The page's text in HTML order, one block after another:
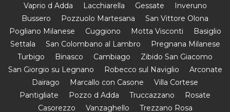
Vaprio d Adda
Lacchiarella Gessate
Inveruno
Bussero
Pozzuolo Martesana
San Vittore Olona
Pogliano Milanese
Cuggiono Motta Visconti
Basiglio
Settala
San Colombano al Lambro
Pregnana Milanese
Turbigo
Binasco Cambiago
Zibido San Giacomo
San Giorgio su Legnano
Robecco sul Naviglio
Arconate
Dairago
Marcallo con Casone
Villa Cortese
Pantigliate
Pozzo d Adda Truccazzano
Rosate
Casorezzo
Vanzaghello
Trezzano Rosa